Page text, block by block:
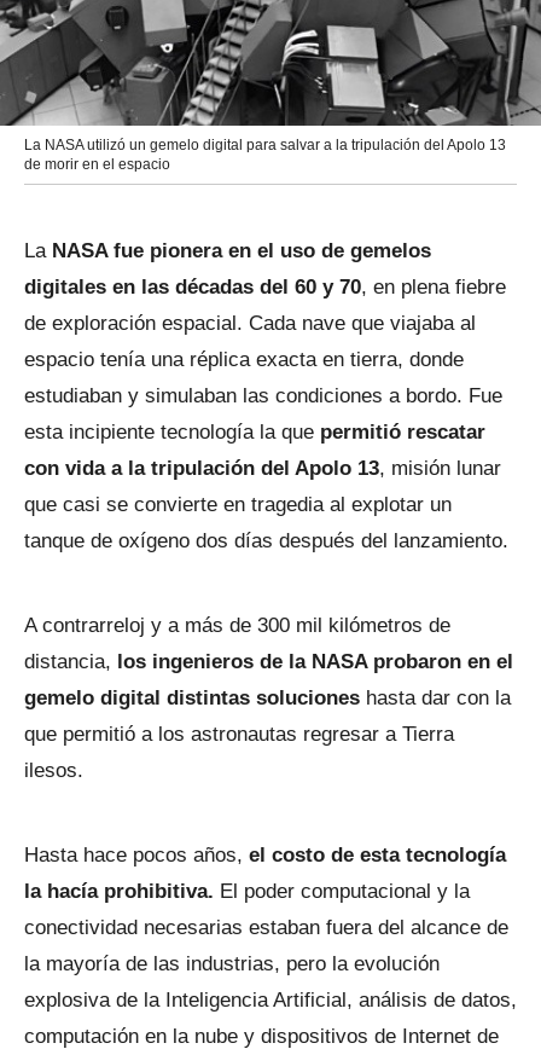
La NASA utilizó un gemelo digital para salvar a la tripulación del Apolo 13
de morir en el espacio
La NASA fue pionera en el uso de gemelos
digitales en las décadas del 60 y 70, en plena fiebre
de exploración espacial. Cada nave que viajaba al
espacio tenía una réplica exacta en tierra, donde
estudiaban y simulaban las condiciones a bordo. Fue
esta incipiente tecnología la que permitió rescatar
con vida a la tripulación del Apolo 13, misión lunar
que casi se convierte en tragedia al explotar un
tanque de oxígeno dos días después del lanzamiento.
A contrarreloj y a más de 300 mil kilómetros de
distancia, los ingenieros de la NASA probaron en el
gemelo digital distintas soluciones hasta dar con la
que permitió a los astronautas regresar a Tierra
ilesos.
Hasta hace pocos años, el costo de esta tecnología
la hacía prohibitiva. El poder computacional y la
conectividad necesarias estaban fuera del alcance de
la mayoría de las industrias, pero la evolución
explosiva de la Inteligencia Artificial, análisis de datos,
computación en la nube y dispositivos de Internet de